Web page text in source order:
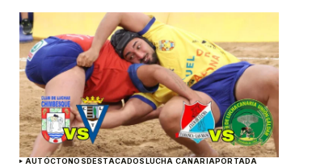
AUTÓCTONOSDESTACADOSLUCHA CANARIAPORTADA